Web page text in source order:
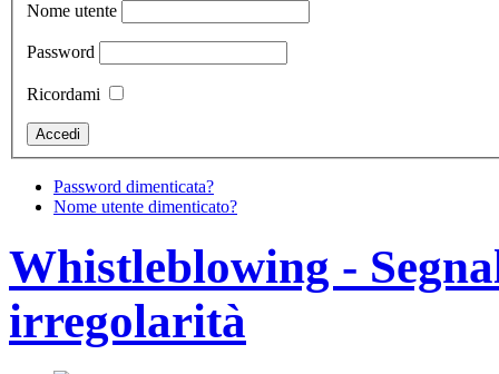
Nome utente
Password
Ricordami
Password dimenticata?
Nome utente dimenticato?
Whistleblowing -
irregolarità